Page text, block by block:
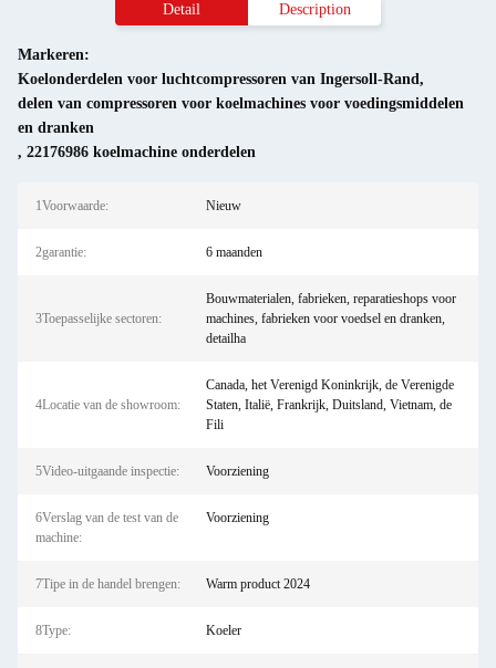
Detail Description
Markeren:
Koelonderdelen voor luchtcompressoren van Ingersoll-Rand,
delen van compressoren voor koelmachines voor voedingsmiddelen
en dranken
, 22176986 koelmachine onderdelen
1Voorwaarde: Nieuw
2garantie: 6 maanden
3Toepasselijke sectoren:
Bouwmaterialen, fabrieken, reparatieshops voor
machines, fabrieken voor voedsel en dranken,
detailha
4Locatie van de showroom:
Canada, het Verenigd Koninkrijk, de Verenigde
Staten, Italië, Frankrijk, Duitsland, Vietnam, de
Fili
5Video-uitgaande inspectie: Voorziening
6Verslag van de test van de
machine:
Voorziening
7Tipe in de handel brengen: Warm product 2024
8Type: Koeler